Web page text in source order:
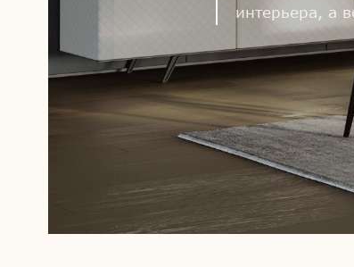
интерьера, а